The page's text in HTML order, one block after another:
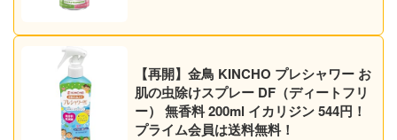
【再開】金鳥 KINCHO プレシャワー お
肌の虫除けスプレー DF（ディートフリ
ー） 無香料 200ml イカリジン 544円！
プライム会員は送料無料！